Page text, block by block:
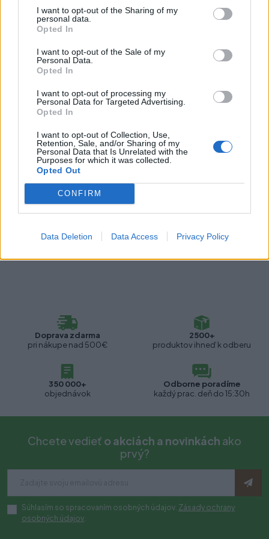
I want to opt-out of the Sharing of my
personal data.
Opted In
I want to opt-out of the Sale of my
Personal Data.
Opted In
I want to opt-out of processing my
Personal Data for Targeted Advertising.
Opted In
I want to opt-out of Collection, Use,
Retention, Sale, and/or Sharing of my
Personal Data that Is Unrelated with the
Purposes for which it was collected.
Opted Out
CONFIRM
Data Deletion Data Access Privacy Policy
G-WW-WSL300-01
Výrobca:
Kategórie: Vešiakové tyče
Farba: Chróm lesklý
Typ tyčí: Výsuvné
Recenzie produktu
Pre tento produkt neboli pridané žiadne recenzie.
Pre pridanie recenzie sa musíte prihlásiť
Doprava zdarma
pri nákupe nad 500€
2500+
produktov ihneď k odberu
350 000+
objednávok
Odborne poradíme
každý prac. deň do 15:30h
Chcete vedieť o akciách a novinkách ako
prvý?
Súhlasím so spracovaním osobných údajov. Zásady ochrany
osobných údajov.